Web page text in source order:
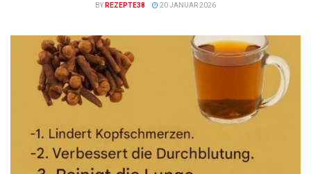
BY REZEPTE38 20 JANUAR 2026